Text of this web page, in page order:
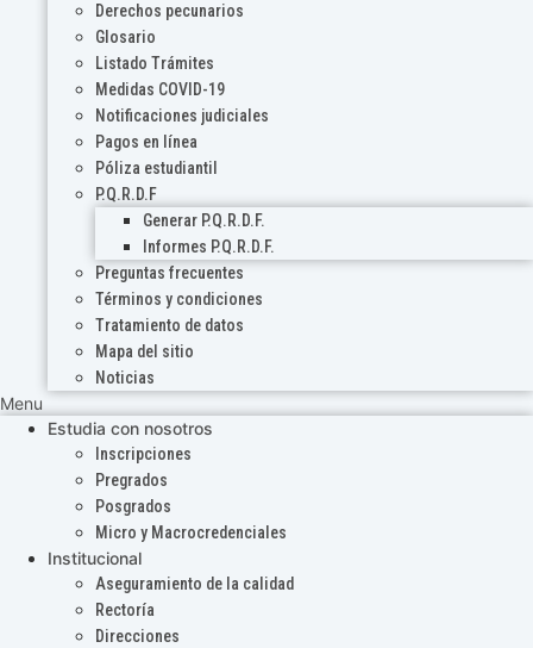
Derechos pecunarios
Glosario
Listado Trámites
Medidas COVID-19
Notificaciones judiciales
Pagos en línea
Póliza estudiantil
P.Q.R.D.F
Generar P.Q.R.D.F.
Informes P.Q.R.D.F.
Preguntas frecuentes
Términos y condiciones
Tratamiento de datos
Mapa del sitio
Noticias
Menu
Estudia con nosotros
Inscripciones
Pregrados
Posgrados
Micro y Macrocredenciales
Institucional
Aseguramiento de la calidad
Rectoría
Direcciones